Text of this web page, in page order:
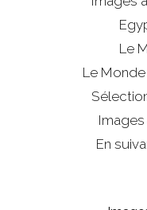
Le
Le
En